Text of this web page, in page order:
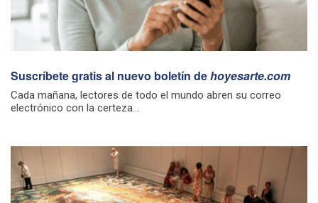
Suscríbete gratis al nuevo boletín dehoyesarte.com
Cada mañana, lectores de todo el mundo abren su correo
electrónico con la certeza...